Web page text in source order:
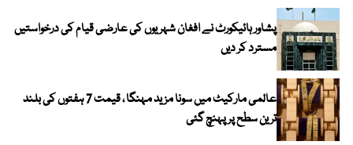
پشاور ہائیکورٹ نے افغان شہریوں کی عارضی قیام کی درخواستیں
مسترد کر دیں
عالمی مارکیٹ میں سونا مزید مہنگا ، قیمت 7 ہفتوں کی بلند
ترین سطح پر پہنچ گئی